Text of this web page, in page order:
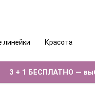
линейки Красота
3 + 1 БЕСПЛАТНО —